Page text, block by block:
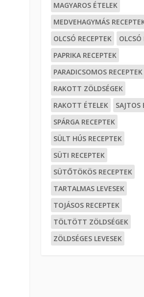
MAGYAROS ÉTELEK
MEDVEHAGYMÁS
OLCSÓ RECEPTEK
OLCSÓ
PAPRIKA RECEPTEK
PARADICSOMOS RECEPTEK
RAKOTT ZÖLDSÉGEK
RAKOTT ÉTELEK
SAJTOS
SPÁRGA RECEPTEK
SÜLT HÚS RECEPTEK
SÜTI RECEPTEK
SÜTŐTÖKÖS RECEPTEK
TARTALMAS LEVESEK
TOJÁSOS RECEPTEK
TÖLTÖTT ZÖLDSÉGEK
ZÖLDSÉGES LEVESEK